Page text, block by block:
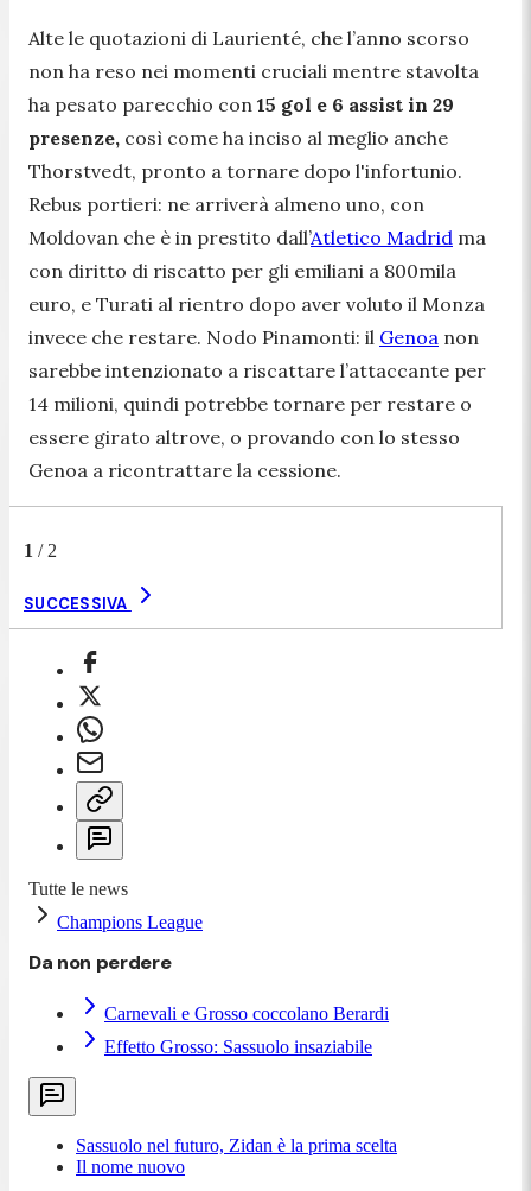
Alte le quotazioni di Laurienté, che l’anno scorso
non ha reso nei momenti cruciali mentre stavolta
ha pesato parecchio con 15 gol e 6 assist in 29
presenze, così come ha inciso al meglio anche
Thorstvedt, pronto a tornare dopo l'infortunio.
Rebus portieri: ne arriverà almeno uno, con
Moldovan che è in prestito dall’Atletico Madrid ma
con diritto di riscatto per gli emiliani a 800mila
euro, e Turati al rientro dopo aver voluto il Monza
invece che restare. Nodo Pinamonti: il Genoa non
sarebbe intenzionato a riscattare l’attaccante per
14 milioni, quindi potrebbe tornare per restare o
essere girato altrove, o provando con lo stesso
Genoa a ricontrattare la cessione.
1 / 2
SUCCESSIVA
Tutte le news
Champions League
Da non perdere
Carnevali e Grosso coccolano Berardi
Effetto Grosso: Sassuolo insaziabile
Sassuolo nel futuro, Zidan è la prima scelta
Il nome nuovo